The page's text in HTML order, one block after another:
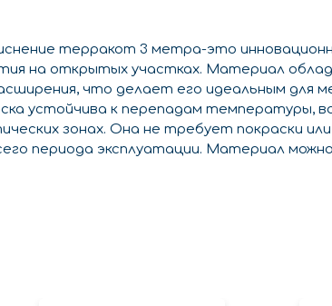
терракот 3 метра-это
на открытых участках. Материал
что делает его идеальным для
устойчива к перепадам
зонах. Она не требует покраски
периода эксплуатации. Материал